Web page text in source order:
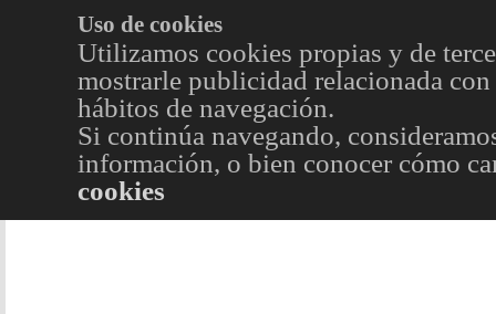
Uso de cookies
Utilizamos cookies propias y de
mostrarle publicidad relacionada
hábitos de navegación.
Si continúa navegando,
información, o bien conocer cómo
cookies